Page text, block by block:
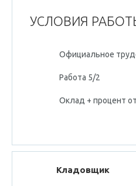
УСЛОВИЯ
Официальное
Работа 5/2
Оклад + процент
Кладовщик